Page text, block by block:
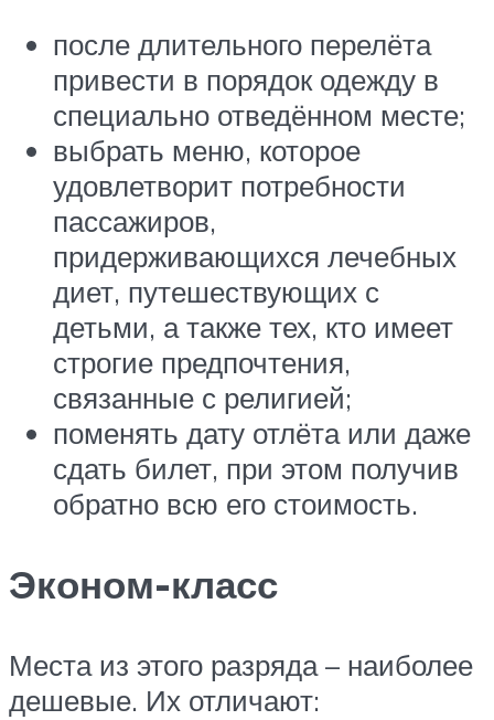
после длительного перелёта
привести в порядок одежду в
специально отведённом месте;
выбрать меню, которое
удовлетворит потребности
пассажиров,
придерживающихся лечебных
диет, путешествующих с
детьми, а также тех, кто имеет
строгие предпочтения,
связанные с религией;
поменять дату отлёта или даже
сдать билет, при этом получив
обратно всю его стоимость.
Эконом-класс
Места из этого разряда – наиболее
дешевые. Их отличают: